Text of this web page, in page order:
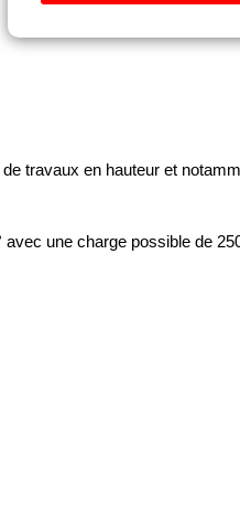
travaux en hauteur et
une charge possible de